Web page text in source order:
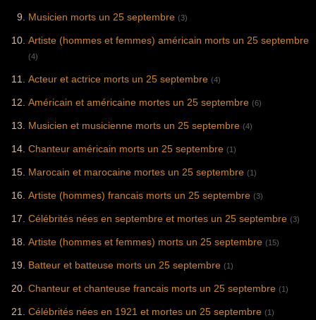
Musicien morts un 25 septembre (3)
Artiste (hommes et femmes) américain morts un 25 septembre
(4)
Acteur et actrice morts un 25 septembre (4)
Américain et américaine mortes un 25 septembre (6)
Musicien et musicienne morts un 25 septembre (4)
Chanteur américain morts un 25 septembre (1)
Marocain et marocaine mortes un 25 septembre (1)
Artiste (hommes) francais morts un 25 septembre (3)
Célébrités nées en septembre et mortes un 25 septembre (3)
Artiste (hommes et femmes) morts un 25 septembre (15)
Batteur et batteuse morts un 25 septembre (1)
Chanteur et chanteuse francais morts un 25 septembre (1)
Célébrités nées en 1921 et mortes un 25 septembre (1)